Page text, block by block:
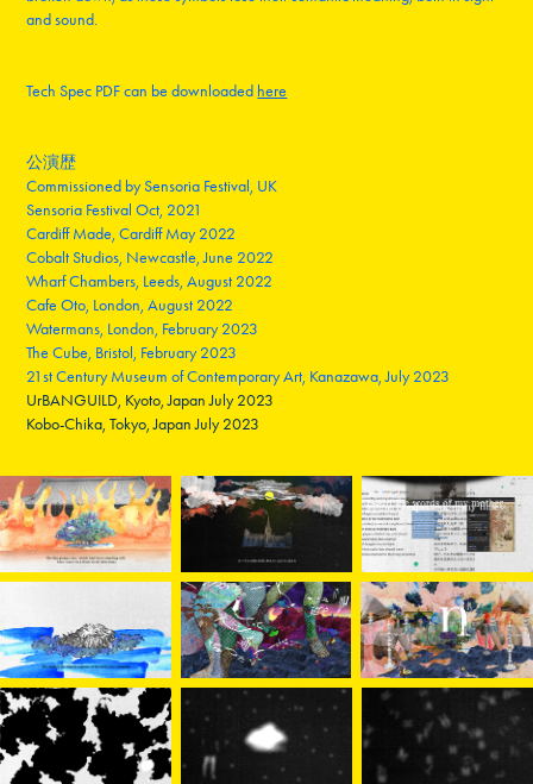
and sound.
Tech Spec PDF can be downloaded here
公演歴
Commissioned by Sensoria Festival, UK
Sensoria Festival Oct, 2021
Cardiff Made, Cardiff May 2022
Cobalt Studios, Newcastle, June 2022
Wharf Chambers, Leeds, August 2022
Cafe Oto, London, August 2022
Watermans, London, February 2023
The Cube, Bristol, February 2023
21st Century Museum of Contemporary Art, Kanazawa, July 2023
UrBANGUILD, Kyoto, Japan July 2023
Kobo-Chika, Tokyo, Japan July 2023